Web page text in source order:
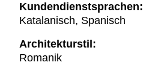
Kundendienstsprachen:
Katalanisch, Spanisch
Architekturstil:
Romanik